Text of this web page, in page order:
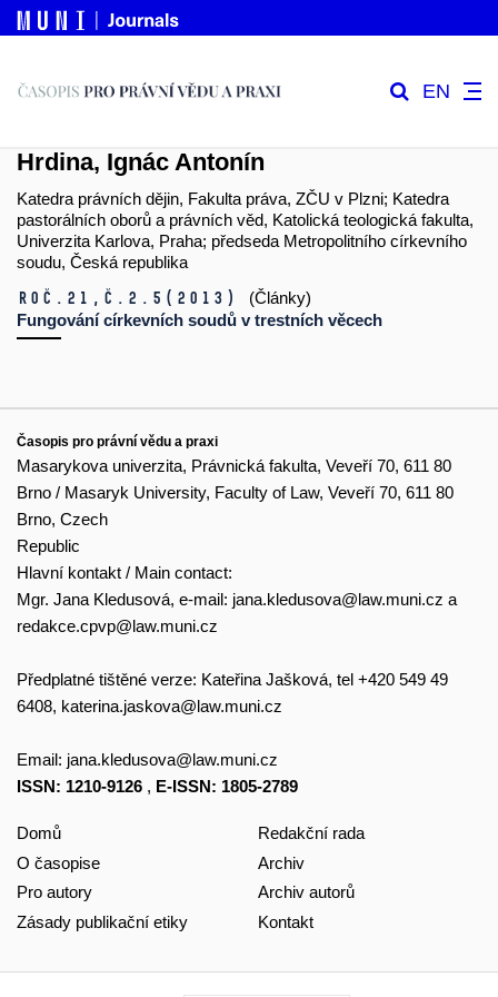
EN
Hrdina, Ignác Antonín
Katedra právních dějin, Fakulta práva, ZČU v Plzni; Katedra
pastorálních oborů a právních věd, Katolická teologická fakulta,
Univerzita Karlova, Praha; předseda Metropolitního církevního
soudu, Česká republika
Roč.21, č.2.5 (2013)
(Články)
Fungování církevních soudů v trestních věcech
Časopis pro právní vědu a praxi
Masarykova univerzita, Právnická fakulta, Veveří 70, 611 80
Brno / Masaryk University, Faculty of Law, Veveří 70, 611 80
Brno, Czech
Republic
Hlavní kontakt / Main contact:
Mgr. Jana Kledusová, e-mail: jana.kledusova@law.muni.cz a
redakce.cpvp@law.muni.cz
Předplatné tištěné verze: Kateřina Jašková, tel +420 549 49
6408, katerina.jaskova@law.muni.cz
Email: jana.kledusova@law.muni.cz
ISSN: 1210-9126 , E-ISSN: 1805-2789
Domů
O časopise
Pro autory
Zásady publikační etiky
Redakční rada
Archiv
Archiv autorů
Kontakt